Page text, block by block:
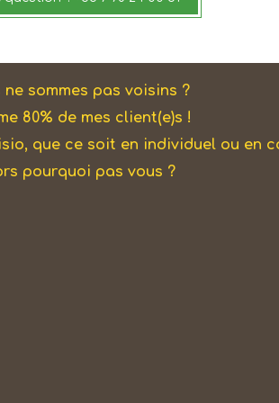
ne sommes pas voisins ?
80% de mes client(e)s !
que ce soit en individuel ou en
pourquoi pas vous ?